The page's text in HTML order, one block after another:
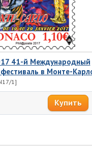
41-й Международный
в Монте-
1]